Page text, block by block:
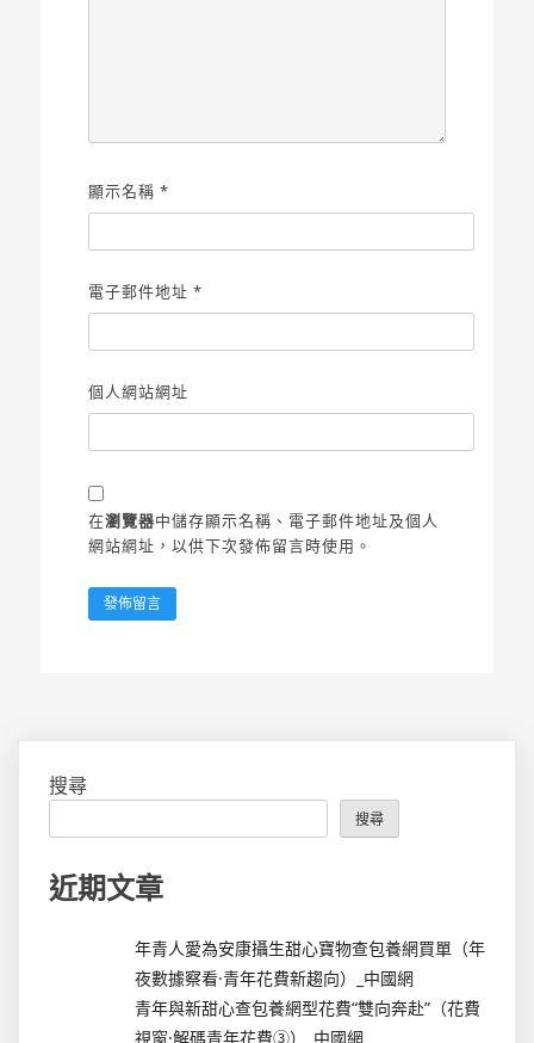
顯示名稱*
電子郵件地址*
個人網站網址
在瀏覽器中儲存顯示名稱、電子郵件地址及個人
網站網址，以供下次發佈留言時使用。
搜尋
搜尋
近期文章
年青人愛為安康攝生甜心寶物查包養網買單（年
夜數據察看·青年花費新趨向）_中國網
青年與新甜心查包養網型花費“雙向奔赴”（花費
視窗·解碼青年花費③）_中國網